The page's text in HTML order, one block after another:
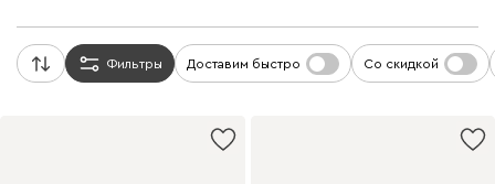
Фильтры Доставим быстро Со скидкой